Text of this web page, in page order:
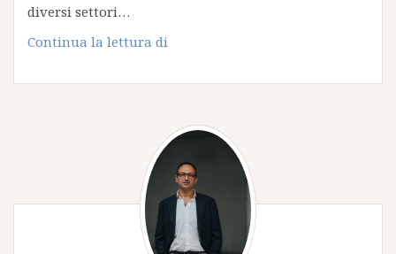
diversi settori…
Continua la lettura di
Barre
anni